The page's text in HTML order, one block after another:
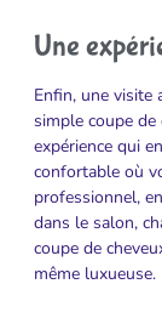
Une
Enfin, une visite
simple coupe de
expérience qui
confortable où
professionnel,
dans le salon,
coupe de
même luxueuse.